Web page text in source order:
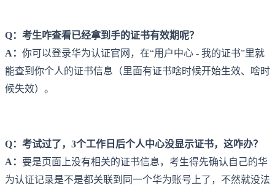
Q：考生咋查看已经拿到手的证书有效期呢？
A： 你可以登录华为认证官网，在“用户中心 - 我的证书”里就
能查到你个人的证书信息（里面有证书啥时候开始生效、啥时
候失效）。
Q：考试过了，3个工作日后个人中心没显示证书，这咋办？
A： 要是页面上没有相关的证书信息，考生得先确认自己的华
为认证记录是不是都关联到同一个华为账号上了，不然就没法